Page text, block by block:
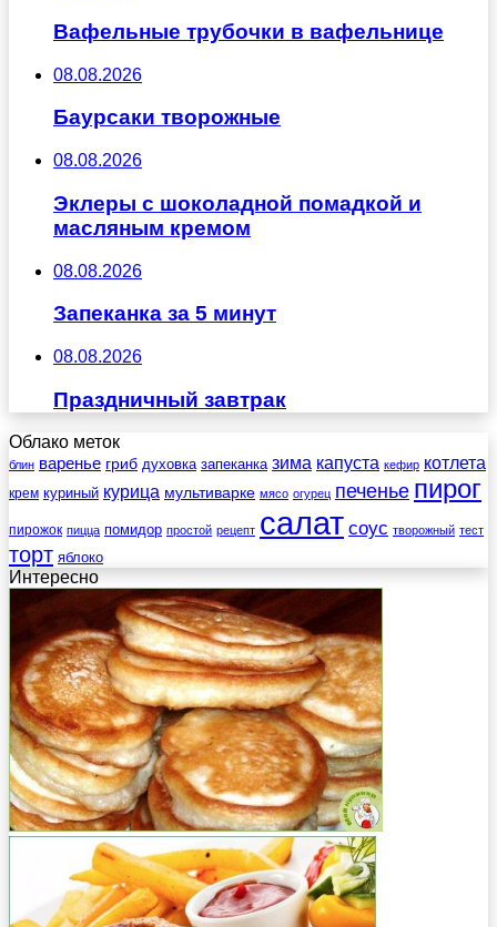
Вафельные трубочки в вафельнице
08.08.2026
Баурсаки творожные
08.08.2026
Эклеры с шоколадной помадкой и
масляным кремом
08.08.2026
Запеканка за 5 минут
08.08.2026
Праздничный завтрак
Облако меток
блин варенье гриб духовка запеканка зима капуста кефир котлета
крем куриный курица мультиварке мясо огурец печенье пирог
пирожок пицца помидор простой рецепт салат соус творожный тест
торт яблоко
Интересно